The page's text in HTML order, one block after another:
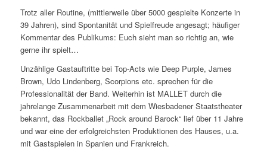
Trotz aller Routine, (mittlerweile über 5000 gespielte Konzerte in
39 Jahren), sind Spontanität und Spielfreude angesagt; häufiger
Kommentar des Publikums: Euch sieht man so richtig an, wie
gerne ihr spielt…
Unzählige Gastauftritte bei Top-Acts wie Deep Purple, James
Brown, Udo Lindenberg, Scorpions etc. sprechen für die
Professionalität der Band. Weiterhin ist MALLET durch die
jahrelange Zusammenarbeit mit dem Wiesbadener Staatstheater
bekannt, das Rockballet „Rock around Barock“ lief über 11 Jahre
und war eine der erfolgreichsten Produktionen des Hauses, u.a.
mit Gastspielen in Spanien und Frankreich.